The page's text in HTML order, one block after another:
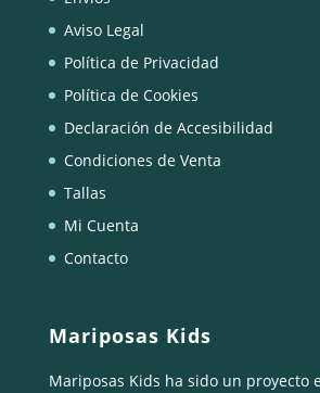
Aviso Legal
Política de Privacidad
Política de Cookies
Declaración de Accesibilidad
Condiciones de Venta
Tallas
Mi Cuenta
Contacto
Mariposas Kids
Mariposas Kids ha sido un proyecto